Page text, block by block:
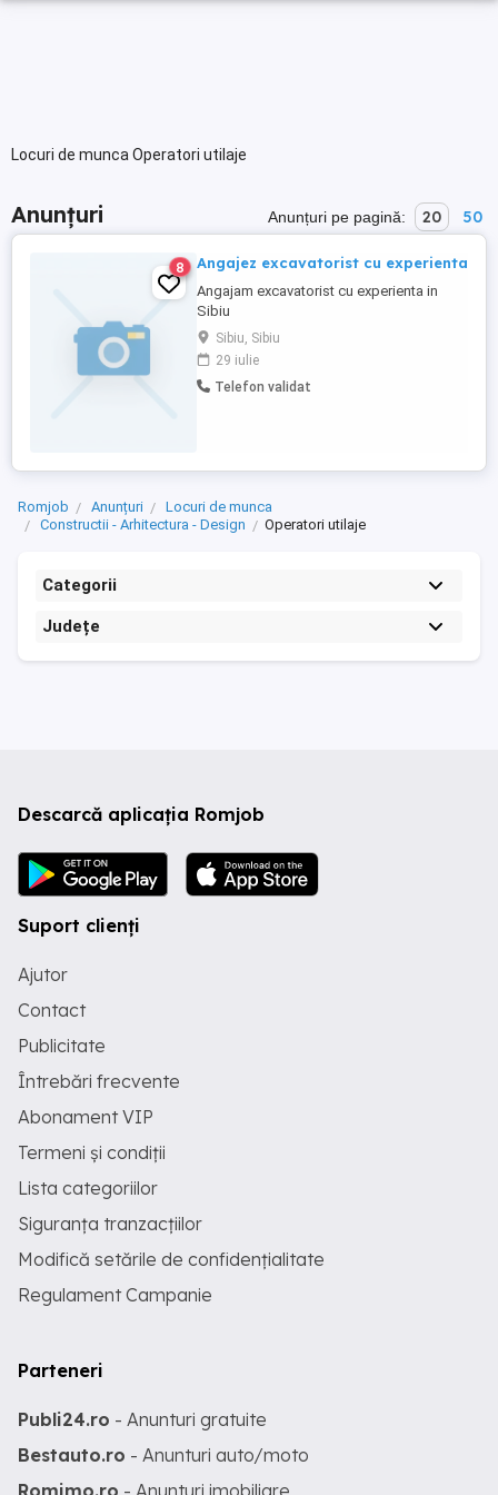
Locuri de munca Operatori utilaje
Anunțuri Anunțuri pe pagină: 20 50
8 Angajez excavatorist cu experienta
Angajam excavatorist cu experienta in
Sibiu
Sibiu, Sibiu
29 iulie
Telefon validat
Romjob Anunțuri
Locuri de munca
Constructii - Arhitectura - Design
Operatori utilaje
Categorii
Județe
Descarcă aplicația Romjob
Suport clienți
Ajutor
Contact
Publicitate
Întrebări frecvente
Abonament VIP
Termeni și condiții
Lista categoriilor
Siguranța tranzacțiilor
Modifică setările de confidențialitate
Regulament Campanie
Parteneri
Publi24.ro - Anunturi gratuite
Bestauto.ro - Anunturi auto/moto
Romimo.ro - Anunturi imobiliare